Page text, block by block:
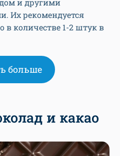
Их рекомендуется
в количестве 1-2 штук в
больше
и какао